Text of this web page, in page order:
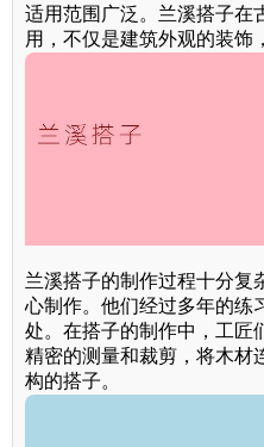
适用范围广泛。兰溪搭子在
用，不仅是建筑外观的装饰
兰溪搭子的制作过程十分复
心制作。他们经过多年的练
处。在搭子的制作中，工匠
精密的测量和裁剪，将木材
构的搭子。